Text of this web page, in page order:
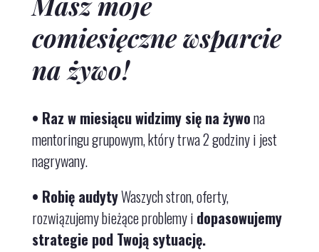
comiesięczne wsparcie
na żywo!
• Raz w miesiącuwidzimy się na żywona
mentoringu grupowym, który trwa2 godziny i jest
nagrywany.
• Robię audytyWaszych stron, oferty,
rozwiązujemy bieżące problemy i dopasowujemy
strategie pod Twoją sytuację.